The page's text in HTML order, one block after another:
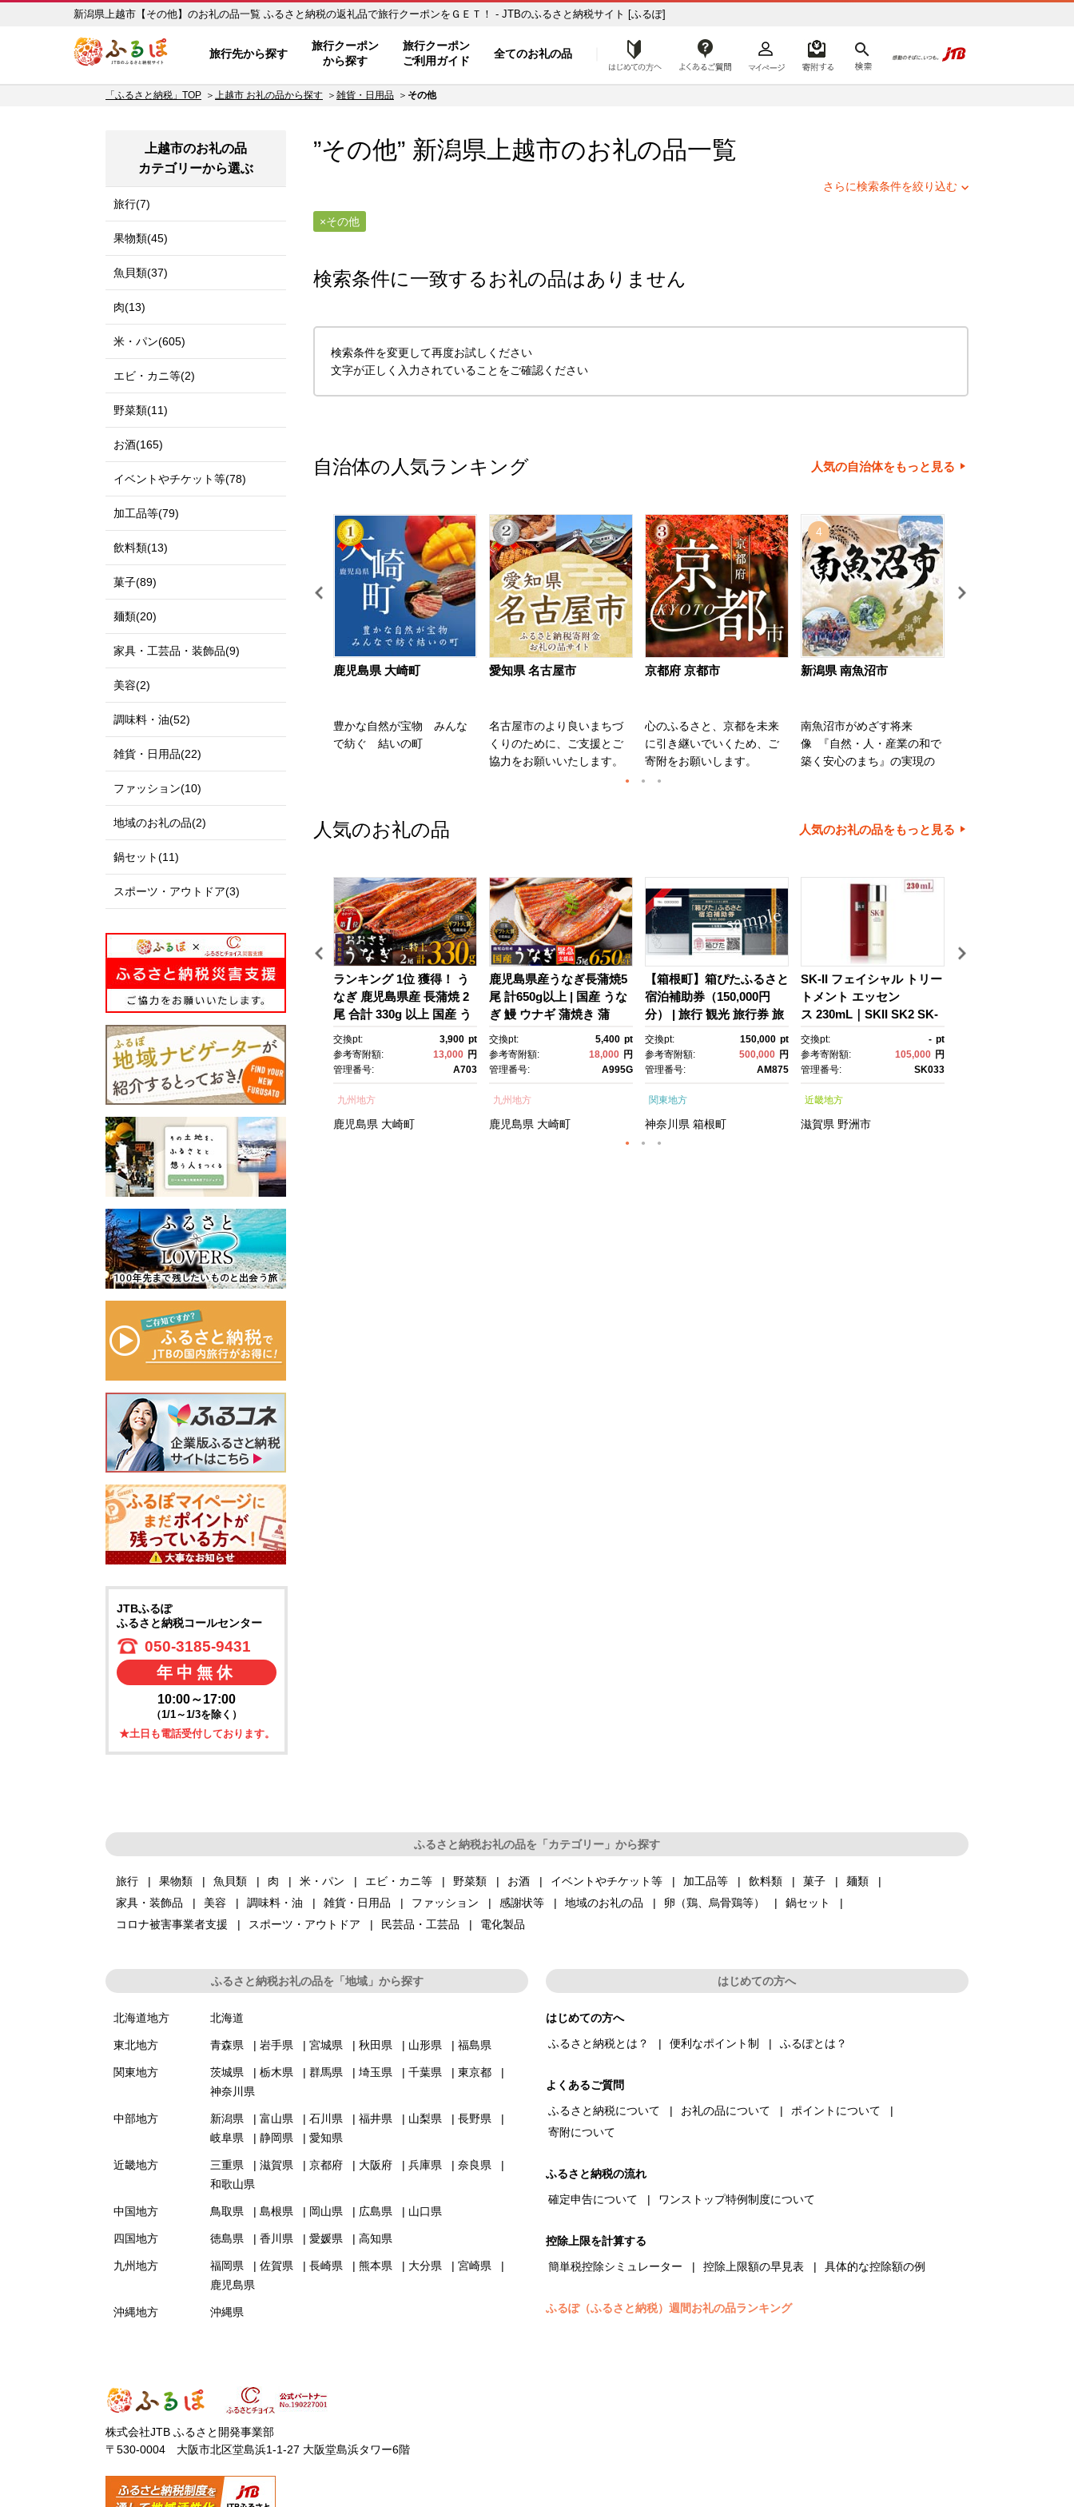
新潟県上越市【その他】のお礼の品一覧 ふるさと納税の返礼品で旅行クーポンをＧＥＴ！ - JTBのふるさと納税サイト [ふるぽ]
旅行先から探す
旅行クーポン
から探す
旅行クーポン
ご利用ガイド
全てのお礼の品 はじめての方へ
「ふるさと納税」TOP 上越市 お礼の品から探す 雑貨・日用品 その他
”その他” 新潟県上越市のお礼の品一覧
さらに検索条件を絞り込む
その他
検索条件に一致するお礼の品はありません
検索条件を変更して再度お試しください
文字が正しく入力されていることをご確認ください
自治体の人気ランキング 人気の自治体をもっと見る
私たちのまち北栄町は、鳥
口約14,000人の町です。
松の景色が美しい北条砂丘
を望む黒ぼく地帯の丘陵地
この豊かな自然環境を生か
な魅力ある農産物が生み出
また、漫画「名探偵コナ
ン」の作者である青山剛昌
氏の出身地であり、駅構内
に「名探偵コナン」の装飾
が施されたコナン駅（JR由
良駅）や青山氏の思い出の
所蔵物や作品が展示された
青山剛昌ふるさと館をはじ
と館までの約1.4kmを「コナ
ン通り」と名付け、キャラ
クターのブロンズ像やカラ
ーオブジェが点在するなど
「名探偵コナンに会えるま
ち」づくりを進めていま
町を応援していただけるみ
なさまと一緒に持続可能な
まちづくりを進めていきま
みなさまの応援をよろしく
12
島根県 出雲市
出雲市は、「神話の國出
とともに、出雲大社、荒神
歴史・文化遺産と、日本
豊かな自然に恵まれた地域
出雲、笑顔の絶えない出
雲」をモットーに、全国に
誇りが持てる故郷づくりを
展開しています。
出雲市では、出雲市の発展
を願う郷土出身の方々や、
出雲市に心を寄せていただ
く全国のみなさまから、広
く寄附を募っています。
いただいたご寄附は「日本
の心のふるさと出雲応援基
金」に積み立て、次年度以
づき、出雲の観光や産業、
福祉、教育、環境など幅広
い分野の事業に活用させて
いただきます。
このふるさと寄附をきっか
けに、全国のみなさまとた
くさんのご縁を結びたいと
願っています。ぜひ、この
機会に出雲市への温かいご
支援をよろしくお願いいた
します。
鹿児島県 大崎町
豊かな自然が宝物 みんな
で紡ぐ 結いの町
愛知県 名古屋市
名古屋市のより良いまちづ
くりのために、ご支援とご
協力をお願いいたします。
京都府 京都市
心のふるさと、京都を未来
に引き継いでいくため、ご
寄附をお願いします。
4
新潟県 南魚沼市
南魚沼市がめざす将来
像 『自然・人・産業の和で
築く安心のまち』の実現の
す。
人気のお礼の品 人気のお礼の品をもっと見る
【シックスセンシズ 京
都】ホテル宿泊ギフト券5
万円分×6枚セット(ホテル
の宿泊、レストラン等で使
用可)［ 京都 東山 源氏物
語の世界観 庭園 隠れ家 ホ
テル 宿泊 ギフト券 割引
券 割引 チケット 宿泊
券 人気 おすすめ ホテ
ル 宿泊 旅行 観光 グル
メ ふるさと納税 ］
1,000,000 円
A-VR07
【京都市】JTBふるさと旅
行クーポン（Eメール発
行）（300,000円分）［ 京
都 旅行券 クーポン JTB 旅
行クーポン Eメール発
行 クーポン 旅行 ギフ
ト 宿泊券 ホテル 旅館 宿
泊 観光 グルメ 人気 おす
すめ ふるさと納税 ］
参考寄附額:
1,000,000
管理番号:
JTBW300T
近畿地方
京都府 京都市
ランキング 1位 獲得！ う
なぎ 鹿児島県産 長蒲焼 2
尾 合計 330g 以上 国産 う
なぎ 鰻 ウナギ 蒲焼き 蒲
焼 かばやき 魚 魚介 魚
貝 海鮮 うな重 ひつまぶ
気 おすすめ 鹿児島県 大崎
町 大隅半島 A703
交換pt: 3,900 pt
参考寄附額:
13,000 円
管理番号:
A703
九州地方
鹿児島県 大崎町
鹿児島県産うなぎ長蒲焼5
尾 計650g以上 | 国産 うな
ぎ 鰻 ウナギ 蒲焼き 蒲
焼 かばやき unagi うなぎ
蒲焼 土用丑の日 土用の丑
の日 丑の日 魚 魚介 魚
り ギフト 人気 おすす
め 鹿児島県 大崎町 大隅半
交換pt: 5,400 pt
参考寄附額:
18,000 円
管理番号:
A995G
九州地方
鹿児島県 大崎町
【箱根町】箱ぴたふるさと
宿泊補助券（150,000円
分） | 旅行 観光 旅行券 旅
行クーポン クーポン 箱根
町ふるさと納税 神奈川県
ふるさと納税 神奈川県 箱
交換pt: 150,000 pt
参考寄附額:
500,000 円
管理番号:
AM875
関東地方
神奈川県 箱根町
SK-II フェイシャル トリー
トメント エッセン
ス 230mL｜SKII SK2 SK-
2 SK エスケーツー エスケ
ーツ エスケｰ ピテラ スキ
ンケア 化粧品 ｺｽﾒ フェイ
センス フェイシャルトリ
ートメント トリートメン
交換pt: - pt
参考寄附額:
105,000 円
管理番号:
SK033
近畿地方
滋賀県 野洲市
上越市のお礼の品
カテゴリーから選ぶ
旅行(7)
果物類(45)
魚貝類(37)
肉(13)
米・パン(605)
エビ・カニ等(2)
野菜類(11)
お酒(165)
イベントやチケット等(78)
加工品等(79)
飲料類(13)
菓子(89)
麺類(20)
家具・工芸品・装飾品(9)
美容(2)
調味料・油(52)
雑貨・日用品(22)
ファッション(10)
地域のお礼の品(2)
鍋セット(11)
スポーツ・アウトドア(3)
JTBふるぽ
ふるさと納税コールセンター
050-3185-9431
年中無休
10:00～17:00
（1/1～1/3を除く）
★土日も電話受付しております。
ふるさと納税お礼の品を「カテゴリー」から探す
旅行 果物類 魚貝類 肉 米・パン エビ・カニ等 野菜類 お酒 イベントやチケット等 加工品等 飲料類 菓子
麺類
家具・装飾品
美容 調味料・油 雑貨・日用品 ファッション 感謝状等 地域のお礼の品 卵（鶏、烏骨鶏等）
鍋セット
コロナ被害事業者支援
スポーツ・アウトドア 民芸品・工芸品 電化製品
ふるさと納税お礼の品を「地域」から探す
北海道地方 北海道
東北地方 青森県 岩手県 宮城県 秋田県 山形県 福島県
関東地方 茨城県 栃木県 群馬県 埼玉県 千葉県
東京都
神奈川県
中部地方 新潟県 富山県 石川県 福井県 山梨県
長野県
岐阜県
静岡県 愛知県
近畿地方 三重県 滋賀県 京都府 大阪府 兵庫県
奈良県
和歌山県
中国地方 鳥取県 島根県 岡山県 広島県 山口県
四国地方 徳島県 香川県 愛媛県 高知県
九州地方 福岡県 佐賀県 長崎県 熊本県 大分県
宮崎県
鹿児島県
沖縄地方 沖縄県
はじめての方へ
はじめての方へ
ふるさと納税とは？
便利なポイント制 ふるぽとは？
よくあるご質問
ふるさと納税について
お礼の品について
ポイントについて
寄附について
ふるさと納税の流れ
確定申告について
ワンストップ特例制度について
控除上限を計算する
簡単税控除シミュレーター
控除上限額の早見表 具体的な控除額の例
ふるぽ（ふるさと納税）週間お礼の品ランキング
株式会社JTB ふるさと開発事業部
〒530-0004 大阪市北区堂島浜1-1-27 大阪堂島浜タワー6階